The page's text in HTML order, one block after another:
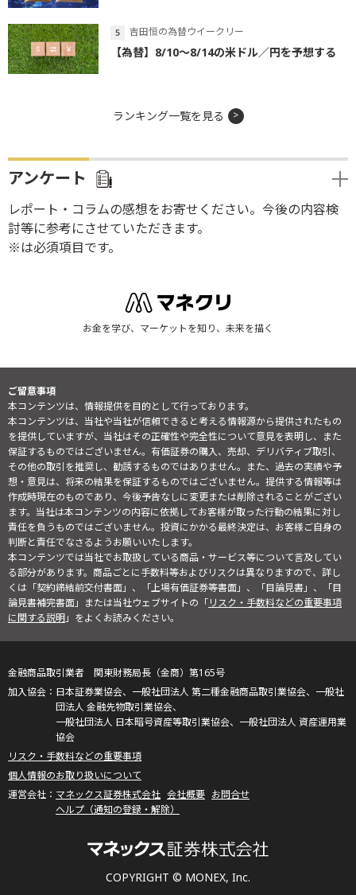
吉田恒の為替ウイークリー
【為替】8/10～8/14の米ドル／円を予想する
ランキング一覧を見る
アンケート
レポート・コラムの感想をお寄せください。今後の内容検
討等に参考にさせていただきます。
※は必須項目です。
お金を学び、マーケットを知り、未来を描く
ご留意事項
本コンテンツは、情報提供を目的として行っております。
本コンテンツは、当社や当社が信頼できると考える情報源から提供されたもの
を提供していますが、当社はその正確性や完全性について意見を表明し、また
保証するものではございません。有価証券の購入、売却、デリバティブ取引、
その他の取引を推奨し、勧誘するものではありません。また、過去の実績や予
想・意見は、将来の結果を保証するものではございません。提供する情報等は
作成時現在のものであり、今後予告なしに変更または削除されることがござい
ます。当社は本コンテンツの内容に依拠してお客様が取った行動の結果に対し
責任を負うものではございません。投資にかかる最終決定は、お客様ご自身の
判断と責任でなさるようお願いいたします。
本コンテンツでは当社でお取扱している商品・サービス等について言及してい
る部分があります。商品ごとに手数料等およびリスクは異なりますので、詳し
くは「契約締結前交付書面」、「上場有価証券等書面」、「目論見書」、「目
論見書補完書面」または当社ウェブサイトの「リスク・手数料などの重要事項
に関する説明」をよくお読みください。
COPYRIGHT © MONEX, Inc.
金融商品取引業者 関東財務局長（金商）第165号
日本証券業協会、一般社団法人 第二種金融商品取引業協会、一般社
団法人 金融先物取引業協会、
一般社団法人 日本暗号資産等取引業協会、一般社団法人 資産運用業
協会
リスク・手数料などの重要事項
個人情報のお取り扱いについて
マネックス証券株式会社 会社概要 お問合せ
ヘルプ（通知の登録・解除）